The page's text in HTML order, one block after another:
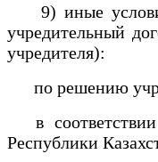
9) иные
учредительный
учредителя):
по решению
в соответствии
Республики